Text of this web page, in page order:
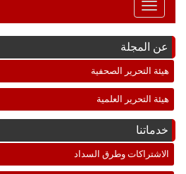
Toggle
Navigation
عن المجلة
هيئة التحرير الصحفية
هيئة التحرير العلمية
خدماتنا
الاشتراكات وطرق السداد